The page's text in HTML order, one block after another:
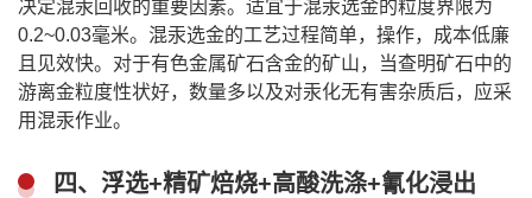
决定混汞回收的重要因素。适宜于混汞选金的粒度界限为
0.2~0.03毫米。混汞选金的工艺过程简单，操作，成本低廉
且见效快。对于有色金属矿石含金的矿山，当查明矿石中的
游离金粒度性状好，数量多以及对汞化无有害杂质后，应采
用混汞作业。
四、浮选+精矿焙烧+高酸洗涤+氰化浸出